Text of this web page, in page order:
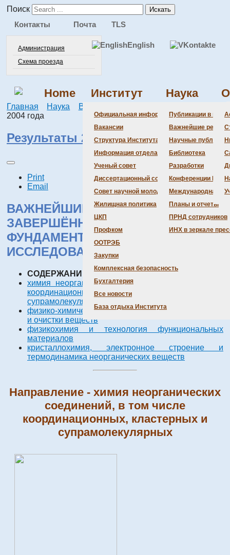
Поиск Искать
Контакты
Администрация
Схема проезда
Почта TLS
English
Home Институт
Официальная информация
Вакансии
Структура Института
Информация отдела кадров
Ученый совет
Диссертационный совет
Совет научной молодежи
Жилищная политика
ЦКП
Профком
ООТРЭБ
Закупки
Комплексная безопасность
Бухгалтерия
Все новости
База отдыха Института
Наука
Публикации в
Важнейшие
Научные
Библиотека
Разработки
Конференции
Международная
Планы и отчеты
ПРНД сотрудников
ИНХ в зеркале
Главная Наука Важнейшие результаты
2004 года
Результаты 2004 года
Print
Email
ВАЖНЕЙШИЕ РЕЗУЛЬТАТЫ
ЗАВЕРШЁННЫХ
ФУНДАМЕНТАЛЬНЫХ
ИССЛЕДОВАНИЙ за 2004 г.
СОДЕРЖАНИЕ НАПРАВЛЕНИЙ:
химия неорганических соединений, в том числе
координационных, кластерных и
супрамолекулярных
физико-химические основы процессов разделения
и очистки веществ
физикохимия и технология функциональных
материалов
кристаллохимия, электронное строение и
термодинамика неорганических веществ
Направление - химия неорганических
соединений, в том числе
координационных, кластерных и
супрамолекулярных